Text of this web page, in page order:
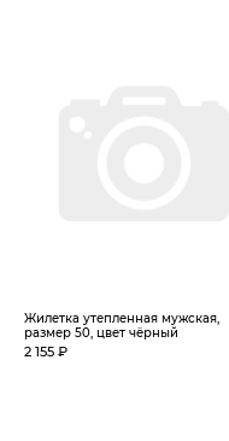
Жилетка утепленная мужская,
размер 50, цвет чёрный
2 155 ₽